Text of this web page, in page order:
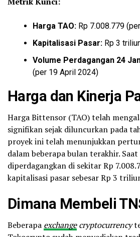
Harga TAO: Rp 7.008.779
Kapitalisasi Pasar: Rp 3
Volume Perdagangan 24
(per 19 April 2024)
Harga dan Kinerja
Harga Bittensor (TAO) telah
signifikan sejak diluncurkan pada
proyek ini telah menunjukkan
dalam beberapa bulan terakhir. Saat
diperdagangkan di sekitar Rp
kapitalisasi pasar sebesar Rp 3
Dimana Membeli
Beberapa exchangecryptocurrency